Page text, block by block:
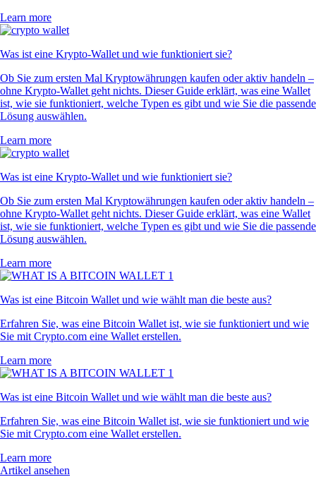
Learn more
Was ist eine Krypto-Wallet und wie funktioniert sie?
Ob Sie zum ersten Mal Kryptowährungen kaufen oder aktiv handeln –
ohne Krypto-Wallet geht nichts. Dieser Guide erklärt, was eine Wallet
ist, wie sie funktioniert, welche Typen es gibt und wie Sie die passende
Lösung auswählen.
Learn more
Was ist eine Krypto-Wallet und wie funktioniert sie?
Ob Sie zum ersten Mal Kryptowährungen kaufen oder aktiv handeln –
ohne Krypto-Wallet geht nichts. Dieser Guide erklärt, was eine Wallet
ist, wie sie funktioniert, welche Typen es gibt und wie Sie die passende
Lösung auswählen.
Learn more
Was ist eine Bitcoin Wallet und wie wählt man die beste aus?
Erfahren Sie, was eine Bitcoin Wallet ist, wie sie funktioniert und wie
Sie mit Crypto.com eine Wallet erstellen.
Learn more
Was ist eine Bitcoin Wallet und wie wählt man die beste aus?
Erfahren Sie, was eine Bitcoin Wallet ist, wie sie funktioniert und wie
Sie mit Crypto.com eine Wallet erstellen.
Learn more
Artikel ansehen